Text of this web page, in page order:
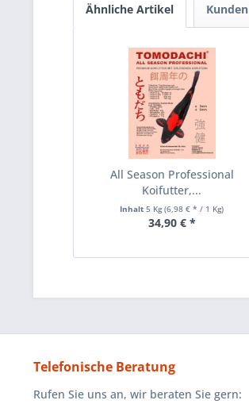
Ähnliche Artikel
All Season Professional
Koifutter,...
Inhalt5 Kg(6,98 € * / 1 Kg)
34,90 € *
Telefonische Beratung
Rufen Sie uns an, wir beraten Sie gern: